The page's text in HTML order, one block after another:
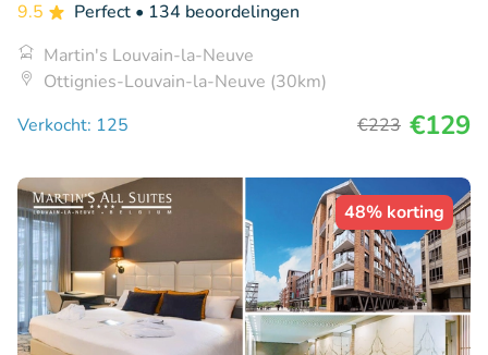
9.5 Perfect • 134 beoordelingen
Martin's Louvain-la-Neuve
Ottignies-Louvain-la-Neuve (30km)
Verkocht: 125
€223 €129
48% korting